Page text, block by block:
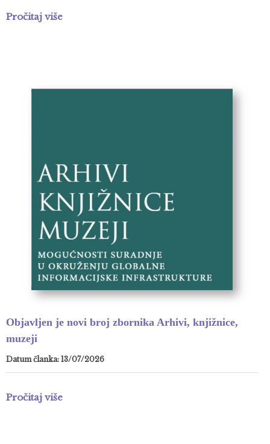
Pročitaj više
Objavljen je novi broj zbornika Arhivi, knjižnice,
muzeji
Datum članka: 13/07/2026
Pročitaj više